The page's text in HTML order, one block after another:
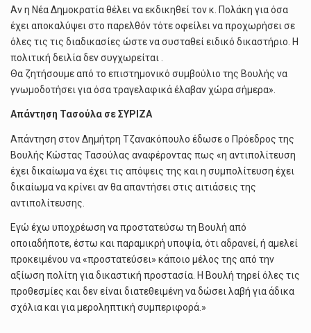
Αν η Νέα Δημοκρατία θέλει να εκδικηθεί τον κ. Πολάκη για όσα
έχει αποκαλύψει στο παρελθόν τότε οφείλει να προχωρήσει σε
όλες τις τις διαδικασίες ώστε να συσταθεί ειδικό δικαστήριο. Η
πολιτική δειλία δεν συγχωρείται .
Θα ζητήσουμε από το επιστημονικό συμβούλιο της Βουλής να
γνωμοδοτήσει για όσα τραγελαφικά έλαβαν χώρα σήμερα».
Απάντηση Τασούλα σε ΣΥΡΙΖΑ
Απάντηση στον Δημήτρη Τζανακόπουλο έδωσε ο Πρόεδρος της
Βουλής Κώστας Τασούλας αναφέροντας πως «η αντιπολίτευση
έχει δικαίωμα να έχει τις απόψεις της και η συμπολίτευση έχει
δικαίωμα να κρίνει αν θα απαντήσει στις αιτιάσεις της
αντιπολίτευσης.
Εγώ έχω υποχρέωση να προστατεύσω τη Βουλή από
οποιαδήποτε, έστω και παραμικρή υποψία, ότι αδρανεί, ή αμελεί
προκειμένου να «προστατεύσει» κάποιο μέλος της από την
αξίωση πολίτη για δικαστική προστασία. Η Βουλή τηρεί όλες τις
προθεσμίες και δεν είναι διατεθειμένη να δώσει λαβή για άδικα
σχόλια και για μεροληπτική συμπεριφορά.»